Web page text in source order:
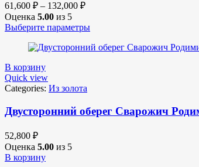
61,600 ₽ – 132,000 ₽
Оценка 5.00 из 5
Выберите параметры
В корзину
Quick view
Categories: Из золота
Двусторонний оберег Сварожич
52,800 ₽
Оценка 5.00 из 5
В корзину